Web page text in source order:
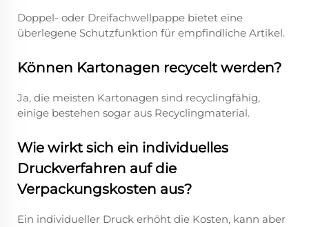
Doppel- oder Dreifachwellpappe bietet eine
überlegene Schutzfunktion für empfindliche Artikel.
Können Kartonagen recycelt werden?
Ja, die meisten Kartonagen sind recyclingfähig,
einige bestehen sogar aus Recyclingmaterial.
Wie wirkt sich ein individuelles
Druckverfahren auf die
Verpackungskosten aus?
Ein individueller Druck erhöht die Kosten, kann aber